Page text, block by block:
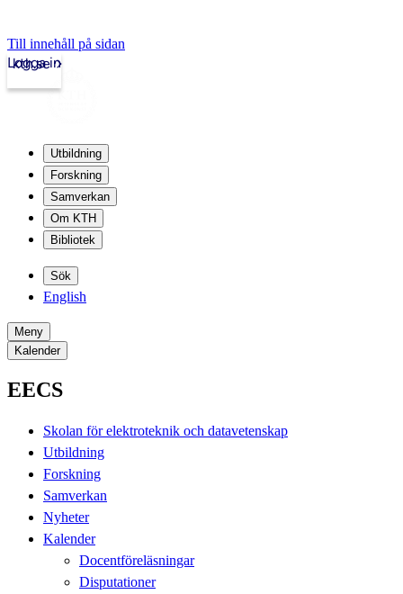
Till innehåll på sidan
kth.se
Logga in
Utbildning
Forskning
Samverkan
Om KTH
Bibliotek
Sök
English
Meny
Kalender
EECS
Skolan för elektroteknik och datavetenskap
Utbildning
Forskning
Samverkan
Nyheter
Kalender
Docentföreläsningar
Disputationer